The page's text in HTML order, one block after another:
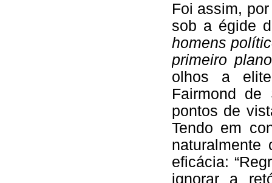
Foi assim,
sob a égide
homens
primeiro plano
olhos a
Fairmond
pontos de
Tendo em
eficácia:
ignorar a